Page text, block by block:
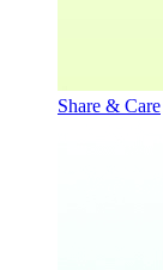
Share & Care